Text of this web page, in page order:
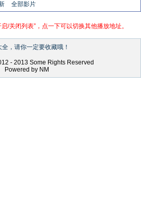
全部影片
/关闭列表”，点一下可以切换其他播放地址。
全，请你一定要收藏哦！
- 2013 Some Rights Reserved
Powered by NM